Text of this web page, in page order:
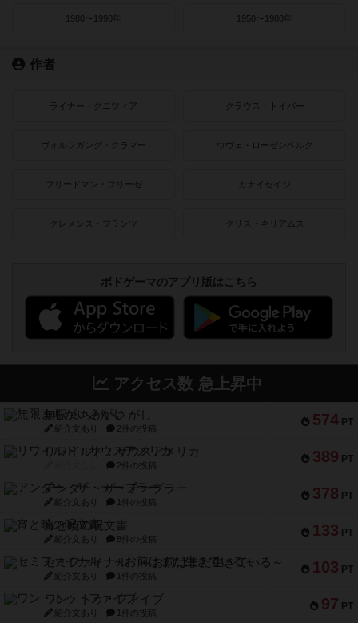
1980〜1990年 1950〜1980年
作者
ライナー・クニツィア クラウス・トイバー
ヴォルフガング・クラマー ウヴェ・ローゼンベルク
フリードマン・フリーゼ カナイセイジ
クレメンス・フランツ クリス・キリアムス
ボドゲーマのアプリ版はこちら
アクセス数 急上昇中
574 PT
無限まちがいさがし
紹介文あり 2件の投稿
389 PT
リワイルド：サウスアメリカ
2件の投稿
378 PT
アンダー・ザ・テーブラー
紹介文あり 1件の投稿
133 PT
宵と暁の呪文書
紹介文あり 8件の投稿
103 PT
セミファイナル ～お前はまだ生きている～
紹介文あり 1件の投稿
97 PT
ワン・トゥ・ファイブ
紹介文あり 1件の投稿